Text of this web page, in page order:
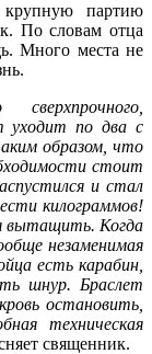
крупную партию
По словам отца
Много места не
уходит по два с
образом, что
стоит
и стал
килограммов!
вытащить. Когда
незаменимая
есть карабин,
шнур. Браслет
остановить,
техническая
священник.